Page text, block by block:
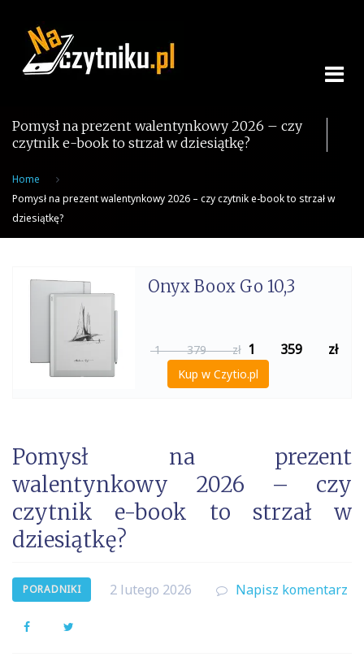
content
Pomysł na prezent walentynkowy 2026 – czy
czytnik e-book to strzał w dziesiątkę?
Home
Pomysł na prezent walentynkowy 2026 – czy czytnik e-book to strzał w
dziesiątkę?
Onyx Boox Go 10,3
1 379 zł 1 359 zł
Kup w Czytio.pl
Pomysł na prezent
walentynkowy 2026 – czy
czytnik e-book to strzał w
dziesiątkę?
PORADNIKI 2 lutego 2026 Napisz komentarz
Facebook